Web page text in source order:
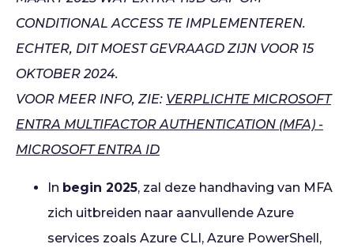
CONDITIONAL ACCESS TE IMPLEMENTEREN.
ECHTER, DIT MOEST GEVRAAGD ZIJN VOOR 15
OKTOBER 2024.
VOOR MEER INFO, ZIE: VERPLICHTE MICROSOFT
ENTRA MULTIFACTOR AUTHENTICATION (MFA) -
MICROSOFT ENTRA ID
In begin 2025, zal deze handhaving van MFA
zich uitbreiden naar aanvullende Azure
services zoals Azure CLI, Azure PowerShell,